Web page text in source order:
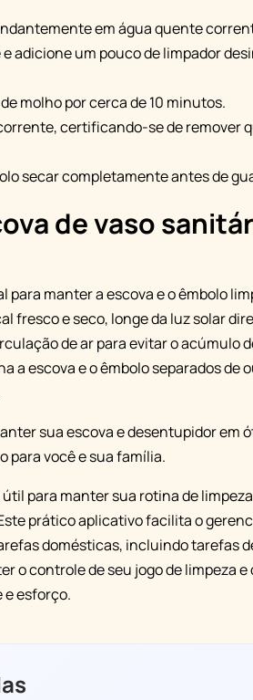
em água quente
adicione um pouco de limpador
molho por cerca de 10 minutos.
certificando-se de remover
secar completamente antes de
de vaso
manter a escova e o êmbolo
fresco e seco, longe da luz solar
de ar para evitar o acúmulo
a escova e o êmbolo separados de
sua escova e desentupidor em
para você e sua família.
para manter sua rotina de
prático aplicativo facilita o
domésticas, incluindo tarefas
o controle de seu jogo de limpeza
esforço.